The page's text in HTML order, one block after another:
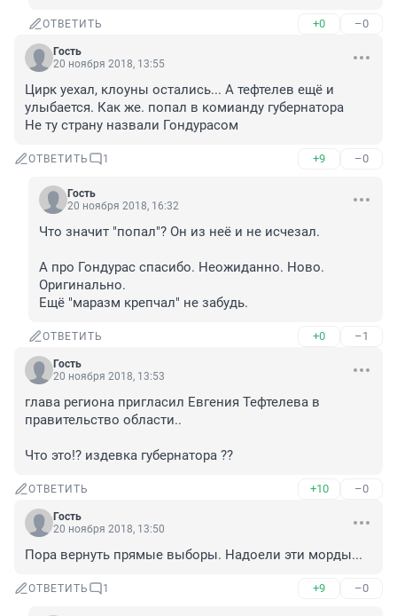
ОТВЕТИТЬ +0 –0
Гость
20 ноября 2018, 13:55
Цирк уехал, клоуны остались... А тефтелев ещё и
улыбается. Как же. попал в комианду губернатора
Не ту страну назвали Гондурасом
ОТВЕТИТЬ 1 +9 –0
Гость
20 ноября 2018, 16:32
Что значит "попал"? Он из неё и не исчезал.
А про Гондурас спасибо. Неожиданно. Ново.
Оригинально.
Ещё "маразм крепчал" не забудь.
ОТВЕТИТЬ +0 –1
Гость
20 ноября 2018, 13:53
глава региона пригласил Евгения Тефтелева в
правительство области..
Что это!? издевка губернатора ??
ОТВЕТИТЬ +10 –0
Гость
20 ноября 2018, 13:50
Пора вернуть прямые выборы. Надоели эти морды...
ОТВЕТИТЬ 1 +9 –0